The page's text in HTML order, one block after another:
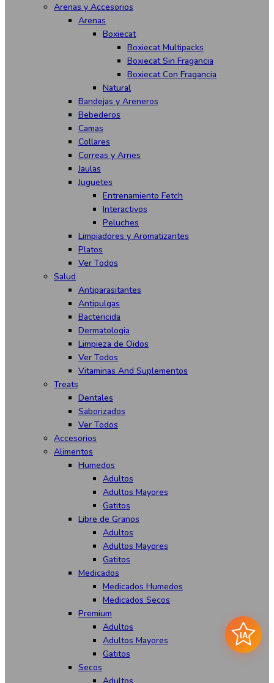
Arenas y Accesorios
Arenas
Boxiecat
Boxiecat Multipacks
Boxiecat Sin Fragancia
Boxiecat Con Fragancia
Natural
Bandejas y Areneros
Bebederos
Camas
Collares
Correas y Arnes
Jaulas
Juguetes
Entrenamiento Fetch
Interactivos
Peluches
Limpiadores y Aromatizantes
Platos
Ver Todos
Salud
Antiparasitantes
Antipulgas
Bactericida
Dermatologia
Limpieza de Oidos
Ver Todos
Vitaminas And Suplementos
Treats
Dentales
Saborizados
Ver Todos
Accesorios
Alimentos
Humedos
Adultos
Adultos Mayores
Gatitos
Libre de Granos
Adultos
Adultos Mayores
Gatitos
Medicados
Medicados Humedos
Medicados Secos
Premium
Adultos
Adultos Mayores
Gatitos
Secos
IA